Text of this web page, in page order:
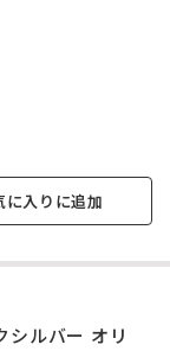
に入りに追加
シルバー オリ